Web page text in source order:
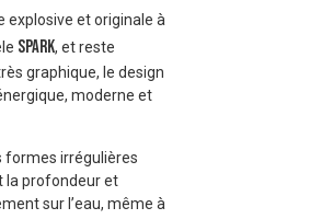
explosive et originale à
Spark, et reste
graphique, le design
moderne et
formes irrégulières
la profondeur et
sur l’eau, même à